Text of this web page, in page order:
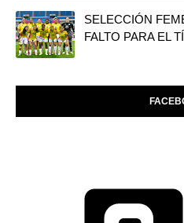
SELECCIÓN
FALTO PARA EL